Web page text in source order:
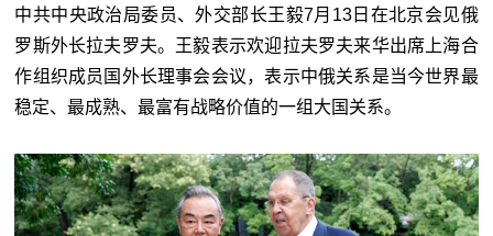
中共中央政治局委员、外交部长王毅7月13日在北京会见俄
罗斯外长拉夫罗夫。王毅表示欢迎拉夫罗夫来华出席上海合
作组织成员国外长理事会会议，表示中俄关系是当今世界最
稳定、最成熟、最富有战略价值的一组大国关系。